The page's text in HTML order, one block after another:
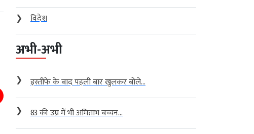
❯
विदेश
अभी-अभी
❯ इस्तीफे के बाद पहली बार खुलकर बोले...
❯ 83 की उम्र में भी अमिताभ बच्चन...